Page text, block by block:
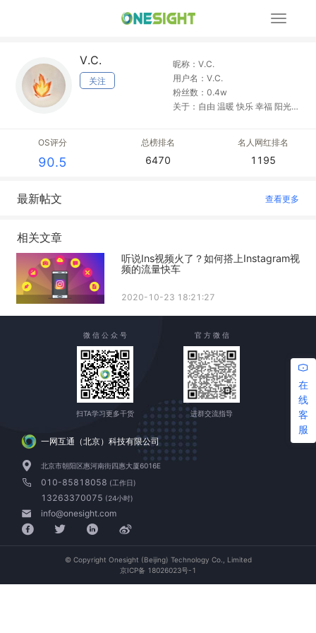
展
V.C.
关注
昵称：V.C.
用户名：V.C.
粉丝数：0.4w
关于：自由 温暖 快乐 幸福 阳光
OS评分
90.5
总榜排名
6470
名人网红排名
1195
最新帖文 查看更多
相关文章
听说Ins视频火了？如何搭上Instagram视
频的流量快车
2020-10-23 18:21:27
在
线
客
服
一网互通（北京）科技有限公司
北京市朝阳区惠河南街四惠大厦6016E
010-85818058 (工作日)
13263370075 (24小时)
info@onesight.com
微 信 公 众 号
扫TA学习更多干货
官 方 微 信
进群交流指导
© Copyright Onesight (Beijing) Technology Co., Limited
京ICP备 18026023号-1